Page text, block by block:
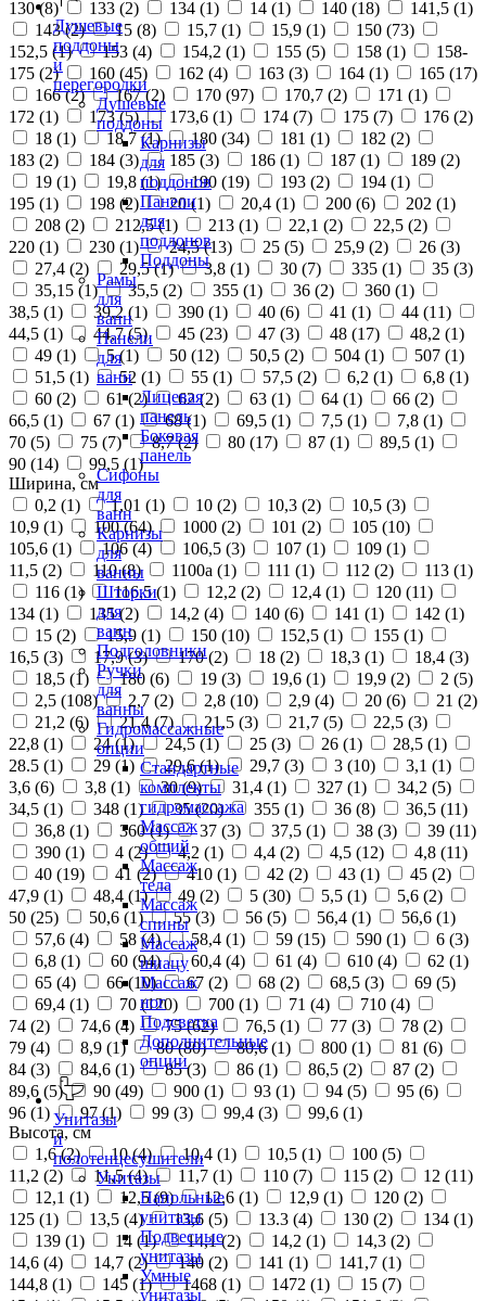
Душевые
поддоны
и
перегородки
Душевые
поддоны
Карнизы
для
поддонов
Панели
для
поддонов
Поддоны
Рамы
для
ванн
Панели
для
ванн
Лицевая
панель
Боковая
панель
Сифоны
для
ванн
Карнизы
для
ванны
Шторки
для
ванн
Подголовники
Ручки
для
ванны
Гидромассажные
опции
Стандартные
комплекты
гидромассажа
Массаж
общий
Массаж
тела
Массаж
спины
Массаж
шиацу
Массаж
ног
Подсветка
Дополнительные
опции
Унитазы
и
полотенцесушители
Унитазы
Напольные
унитазы
Подвесные
унитазы
Умные
унитазы
130 (8) 133 (2) 134 (1) 14 (1) 140 (18) 141,5 (1)
143 (2) 15 (8) 15,7 (1) 15,9 (1) 150 (73)
152,5 (1) 153 (4) 154,2 (1) 155 (5) 158 (1)
158-
175 (2) 160 (45) 162 (4) 163 (3) 164 (1) 165 (17)
166 (2) 167 (2) 170 (97) 170,7 (2) 171 (1)
172 (1) 173 (5) 173,6 (1) 174 (7) 175 (7) 176 (2)
18 (1) 18,7 (1) 180 (34) 181 (1) 182 (2)
183 (2) 184 (3) 185 (3) 186 (1) 187 (1) 189 (2)
19 (1) 19,8 (1) 190 (19) 193 (2) 194 (1)
195 (1) 198 (2) 20 (1) 20,4 (1) 200 (6) 202 (1)
208 (2) 212,5 (1) 213 (1) 22,1 (2) 22,5 (2)
220 (1) 230 (1) 24,5 (13) 25 (5) 25,9 (2) 26 (3)
27,4 (2) 29,5 (1) 3,8 (1) 30 (7) 335 (1) 35 (3)
35,15 (1) 35,5 (2) 355 (1) 36 (2) 360 (1)
38,5 (1) 39,2 (1) 390 (1) 40 (6) 41 (1) 44 (11)
44,5 (1) 44,7 (5) 45 (23) 47 (3) 48 (17) 48,2 (1)
49 (1) 5 (1) 50 (12) 50,5 (2) 504 (1) 507 (1)
51,5 (1) 52 (1) 55 (1) 57,5 (2) 6,2 (1) 6,8 (1)
60 (2) 61 (2) 62 (2) 63 (1) 64 (1) 66 (2)
66,5 (1) 67 (1) 68 (1) 69,5 (1) 7,5 (1) 7,8 (1)
70 (5) 75 (7) 8,7 (2) 80 (17) 87 (1) 89,5 (1)
90 (14) 99,5 (1)
Ширина, см
0,2 (1) 1,01 (1) 10 (2) 10,3 (2) 10,5 (3)
10,9 (1) 100 (64) 1000 (2) 101 (2) 105 (10)
105,6 (1) 106 (4) 106,5 (3) 107 (1) 109 (1)
11,5 (2) 110 (8) 1100а (1) 111 (1) 112 (2) 113 (1)
116 (1) 116,5 (1) 12,2 (2) 12,4 (1) 120 (11)
134 (1) 135 (2) 14,2 (4) 140 (6) 141 (1) 142 (1)
15 (2) 15,9 (1) 150 (10) 152,5 (1) 155 (1)
16,5 (3) 17,9 (3) 170 (2) 18 (2) 18,3 (1) 18,4 (3)
18,5 (1) 180 (6) 19 (3) 19,6 (1) 19,9 (2) 2 (5)
2,5 (108) 2,7 (2) 2,8 (10) 2,9 (4) 20 (6) 21 (2)
21,2 (6) 21,4 (7) 21,5 (3) 21,7 (5) 22,5 (3)
22,8 (1) 24 (1) 24,5 (1) 25 (3) 26 (1) 28,5 (1)
28.5 (1) 29 (1) 29,6 (1) 29,7 (3) 3 (10) 3,1 (1)
3,6 (6) 3,8 (1) 30 (9) 31,4 (1) 327 (1) 34,2 (5)
34,5 (1) 348 (1) 35 (20) 355 (1) 36 (8) 36,5 (11)
36,8 (1) 360 (1) 37 (3) 37,5 (1) 38 (3) 39 (11)
390 (1) 4 (2) 4,2 (1) 4,4 (2) 4,5 (12) 4,8 (11)
40 (19) 41 (2) 410 (1) 42 (2) 43 (1) 45 (2)
47,9 (1) 48,4 (1) 49 (2) 5 (30) 5,5 (1) 5,6 (2)
50 (25) 50,6 (1) 55 (3) 56 (5) 56,4 (1) 56,6 (1)
57,6 (4) 58 (4) 58,4 (1) 59 (15) 590 (1) 6 (3)
6,8 (1) 60 (94) 60,4 (4) 61 (4) 610 (4) 62 (1)
65 (4) 66 (10) 67 (2) 68 (2) 68,5 (3) 69 (5)
69,4 (1) 70 (120) 700 (1) 71 (4) 710 (4)
74 (2) 74,6 (4) 75 (62) 76,5 (1) 77 (3) 78 (2)
79 (4) 8,9 (1) 80 (80) 80,6 (1) 800 (1) 81 (6)
84 (3) 84,6 (1) 85 (3) 86 (1) 86,5 (2) 87 (2)
89,6 (5) 90 (49) 900 (1) 93 (1) 94 (5) 95 (6)
96 (1) 97 (1) 99 (3) 99,4 (3) 99,6 (1)
Высота, см
1,6 (2) 10 (4) 10,4 (1) 10,5 (1) 100 (5)
11,2 (2) 11,5 (4) 11,7 (1) 110 (7) 115 (2) 12 (11)
12,1 (1) 12,5 (9) 12,6 (1) 12,9 (1) 120 (2)
125 (1) 13,5 (4) 13,6 (5) 13.3 (4) 130 (2) 134 (1)
139 (1) 14 (1) 14,1 (2) 14,2 (1) 14,3 (2)
14,6 (4) 14,7 (2) 140 (2) 141 (1) 141,7 (1)
144,8 (1) 145 (1) 1468 (1) 1472 (1) 15 (7)